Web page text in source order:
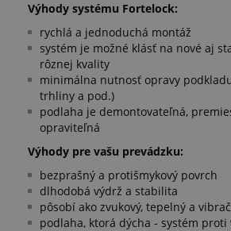
Výhody systému Fortelock:
rychlá a jednoduchá montáž
systém je možné klásť na nové aj
rôznej kvality
minimálna nutnosť opravy
trhliny a pod.)
podlaha je demontovateľná,
opraviteľná
Výhody pre vašu prevádzku:
bezprašný a protišmykový povrch
dlhodobá výdrž a stabilita
pôsobí ako zvukový, tepelný a
podlaha, ktorá dýcha - systém proti